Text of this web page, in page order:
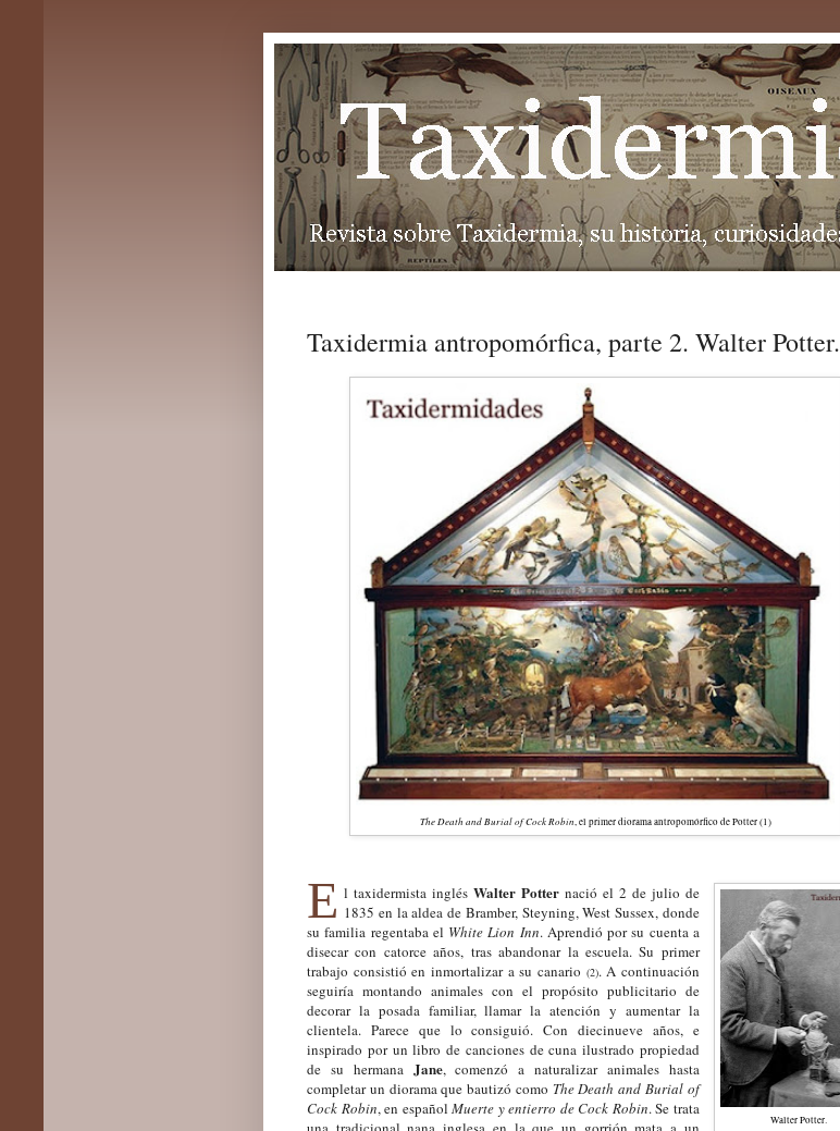
Taxidermia antropomórfica, parte 2. Walter Potter.
TheDeath andBurial of Cock Robin, el primer diorama antropomórfico de Potter (1)
Walter Potter.
E l taxidermista inglés Walter Potternació el 2 de julio de
1835 en la aldea de Bramber, Steyning, West Sussex, donde
su familia regentaba el White Lion Inn. Aprendió por su cuenta a
disecar con catorce años, tras abandonar la escuela. Su primer
trabajo consistió en inmortalizara su canario (2). A continuación
seguiría montando animales con el propósito publicitario de
decorar la posada familiar, llamar la atención y aumentar la
clientela. Parece que lo consiguió. Con diecinueve años, e
inspirado por un libro de canciones de cuna ilustrado propiedad
de su hermana Jane, comenzó a naturalizar animales hasta
completar un diorama que bautizó como TheDeath andBurial of
Cock Robin, en españolMuerte y entierro de Cock Robin. Se trata